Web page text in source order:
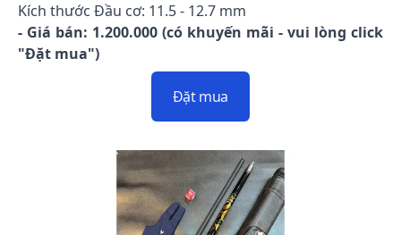
Kích thước Đầu cơ: 11.5 - 12.7 mm
- Giá bán: 1.200.000 (có khuyến mãi - vui lòng click
"Đặt mua")
Đặt mua